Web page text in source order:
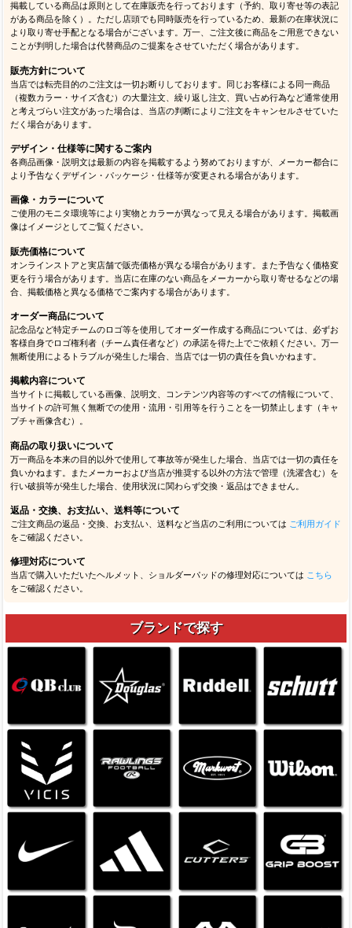
掲載している商品は原則として在庫販売を行っております（予約、取り寄せ等の表記
がある商品を除く）。ただし店頭でも同時販売を行っているため、最新の在庫状況に
より取り寄せ手配となる場合がございます。万一、ご注文後に商品をご用意できない
ことが判明した場合は代替商品のご提案をさせていただく場合があります。
販売方針について
当店では転売目的のご注文は一切お断りしております。同じお客様による同一商品
（複数カラー・サイズ含む）の大量注文、繰り返し注文、買い占め行為など通常使用
と考えづらい注文があった場合は、当店の判断によりご注文をキャンセルさせていた
だく場合があります。
デザイン・仕様等に関するご案内
各商品画像・説明文は最新の内容を掲載するよう努めておりますが、メーカー都合に
より予告なくデザイン・パッケージ・仕様等が変更される場合があります。
画像・カラーについて
ご使用のモニタ環境等により実物とカラーが異なって見える場合があります。掲載画
像はイメージとしてご覧ください。
販売価格について
オンラインストアと実店舗で販売価格が異なる場合があります。また予告なく価格変
更を行う場合があります。当店に在庫のない商品をメーカーから取り寄せるなどの場
合、掲載価格と異なる価格でご案内する場合があります。
オーダー商品について
記念品など特定チームのロゴ等を使用してオーダー作成する商品については、必ずお
客様自身でロゴ権利者（チーム責任者など）の承諾を得た上でご依頼ください。万一
無断使用によるトラブルが発生した場合、当店では一切の責任を負いかねます。
掲載内容について
当サイトに掲載している画像、説明文、コンテンツ内容等のすべての情報について、
当サイトの許可無く無断での使用・流用・引用等を行うことを一切禁止します（キャ
プチャ画像含む）。
商品の取り扱いについて
万一商品を本来の目的以外で使用して事故等が発生した場合、当店では一切の責任を
負いかねます。またメーカーおよび当店が推奨する以外の方法で管理（洗濯含む）を
行い破損等が発生した場合、使用状況に関わらず交換・返品はできません。
返品・交換、お支払い、送料等について
ご注文商品の返品・交換、お支払い、送料など当店のご利用については ご利用ガイド
をご確認ください。
修理対応について
当店で購入いただいたヘルメット、ショルダーパッドの修理対応については こちら
をご確認ください。
ブランドで探す